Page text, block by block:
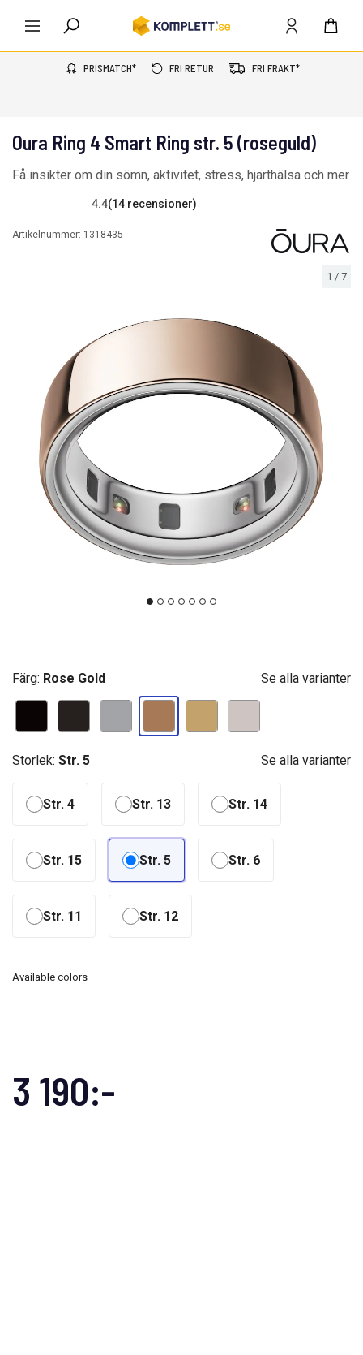
PRISMATCH* FRI RETUR FRI FRAKT*
1 / 7
Oura Ring 4 Smart Ring str. 5 (roseguld)
Få insikter om din sömn, aktivitet, stress, hjärthälsa och mer
4.4(14 recensioner)
Artikelnummer: 1318435
3 190:-
Färg: Rose Gold Se alla varianter
Storlek: Str. 5 Se alla varianter
Str. 4 Str. 13 Str. 14
Str. 15 Str. 5 Str. 6
Str. 11 Str. 12
Available colors